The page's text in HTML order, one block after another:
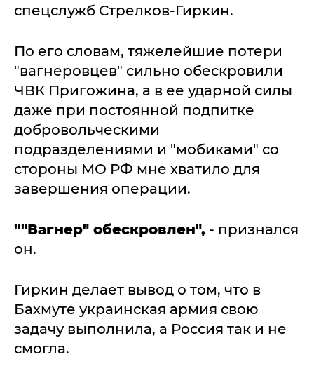
спецслужб Стрелков-Гиркин.
По его словам, тяжелейшие потери
"вагнеровцев" сильно обескровили
ЧВК Пригожина, а в ее ударной силы
даже при постоянной подпитке
добровольческими
подразделениями и "мобиками" со
стороны МО РФ мне хватило для
завершения операции.
""Вагнер" обескровлен", - признался
он.
Гиркин делает вывод о том, что в
Бахмуте украинская армия свою
задачу выполнила, а Россия так и не
смогла.